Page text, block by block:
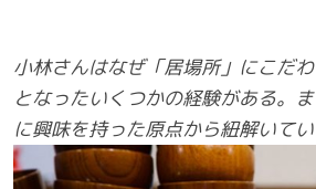
小林さんはなぜ「居場所」にこだ
となったいくつかの経験がある。
に興味を持った原点から紐解いてい